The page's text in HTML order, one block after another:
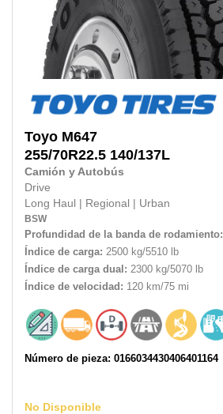
Toyo M647
255/70R22.5 140/137L
Camión y Autobús
Drive
Long Haul
Regional Urban
BSW
Profundidad de la banda de rodamiento:
Índice de carga: 2500 kg/5510 lb
Índice de carga dual: 2300 kg/5070 lb
Índice de velocidad: 120 km/75 mi
Número de pieza: 0166034430406401164
No Disponible